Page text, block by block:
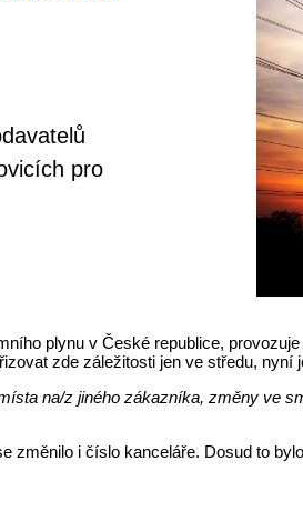
pro
plynu v České republice,
zde záležitosti jen ve středu, nyní
na/z jiného zákazníka, změny ve
i číslo kanceláře. Dosud to